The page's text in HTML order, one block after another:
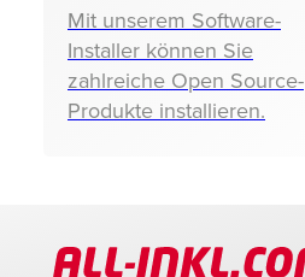
Mit unserem Software-
Installer können Sie
zahlreiche Open Source-
Produkte installieren.